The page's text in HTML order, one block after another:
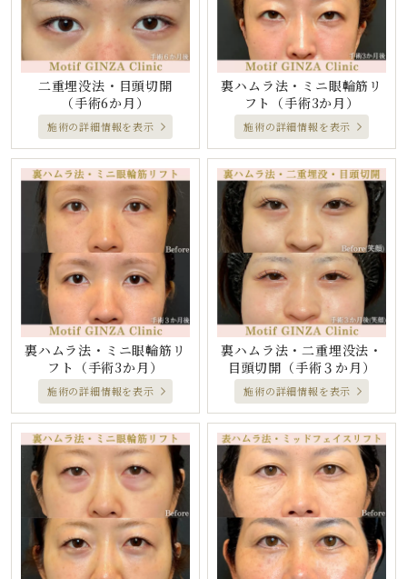
二重埋没法・目頭切開
（手術6か月）
施術の詳細情報を表示
裏ハムラ法・ミニ眼輪筋リ
フト
（手術3か月）
施術の詳細情報を表示
裏ハムラ法・ミニ眼輪筋リ
フト
（手術3か月）
施術の詳細情報を表示
裏ハムラ法・二重埋没法・
目頭切開 （手術３か月）
施術の詳細情報を表示